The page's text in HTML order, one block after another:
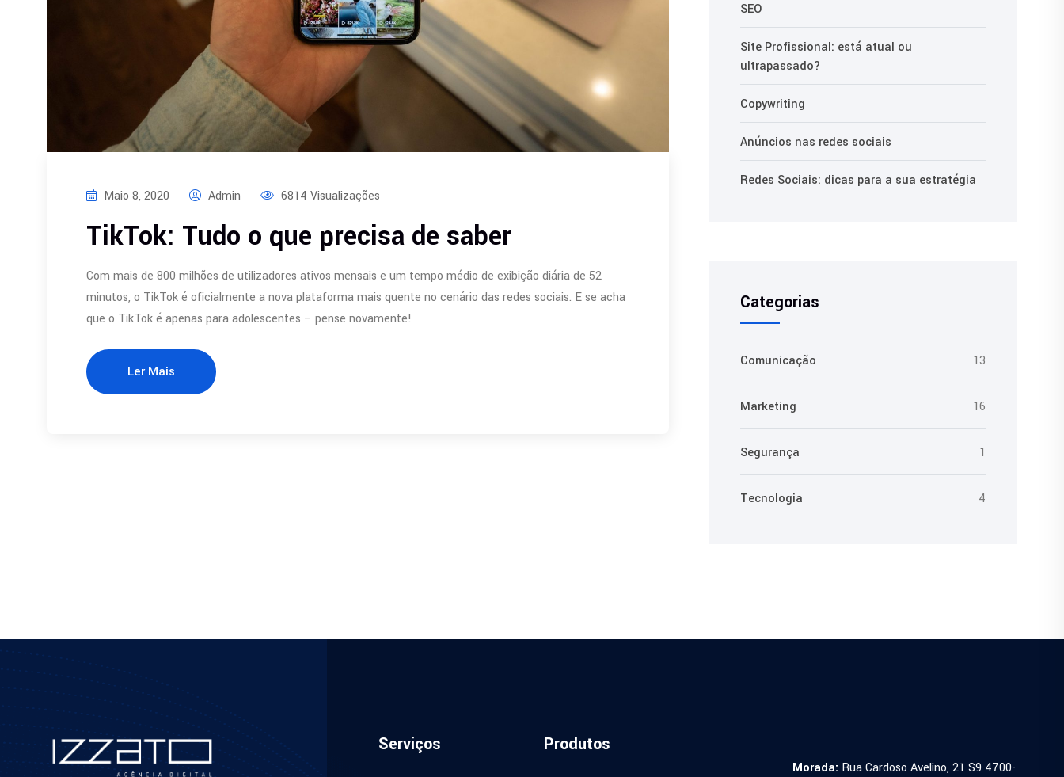
Maio 8, 2020 Admin 6814 Visualizações
TikTok: Tudo o que precisa de saber
Com mais de 800 milhões de utilizadores ativos mensais e um tempo médio de exibição diária de 52
minutos, o TikTok é oficialmente a nova plataforma mais quente no cenário das redes sociais. E se acha
que o TikTok é apenas para adolescentes – pense novamente!
Ler Mais
SEO
Site Profissional: está atual ou
ultrapassado?
Copywriting
Anúncios nas redes sociais
Redes Sociais: dicas para a sua estratégia
Categorias
Comunicação 13
Marketing 16
Segurança 1
Tecnologia 4
Serviços Produtos
Morada: Rua Cardoso Avelino, 21 S9 4700-